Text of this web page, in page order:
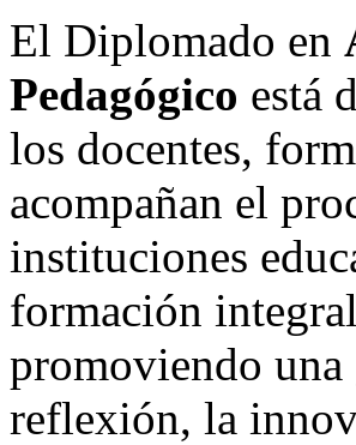
El Diplomado en
Pedagógico está
los docentes,
acompañan el
instituciones
formación
promoviendo una
reflexión, la